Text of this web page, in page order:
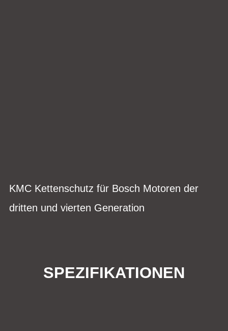
KMC Kettenschutz für Bosch Motoren der
dritten und vierten Generation
SPEZIFIKATIONEN